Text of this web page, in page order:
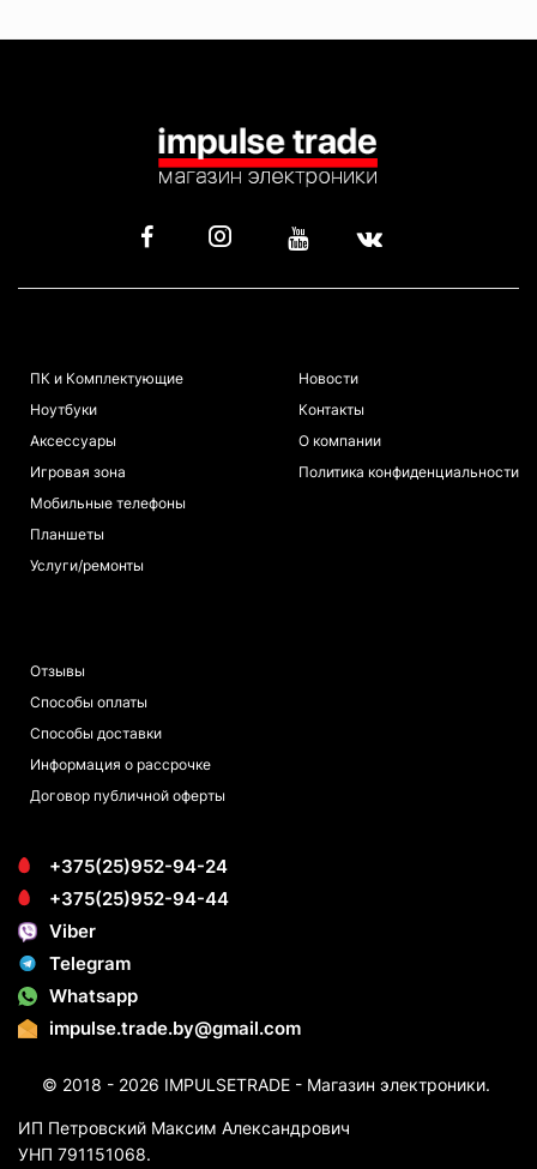
ПК и Комплектующие
Ноутбуки
Аксессуары
Игровая зона
Мобильные телефоны
Планшеты
Услуги/ремонты
Новости
Контакты
О компании
Политика конфиденциальности
Отзывы
Способы оплаты
Способы доставки
Информация о рассрочке
Договор публичной оферты
+375(25)952-94-24
+375(25)952-94-44
Viber
Telegram
Whatsapp
impulse.trade.by@gmail.com
© 2018 - 2026 IMPULSETRADE - Магазин электроники.
ИП Петровский Максим Александрович
УНП 791151068.